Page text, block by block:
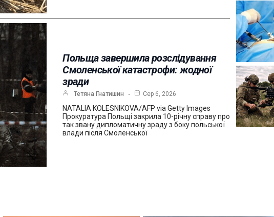
Польща завершила розслідування
Смоленської катастрофи: жодної
зради
Тетяна Гнатишин Сер 6, 2026
NATALIA KOLESNIKOVA/AFP via Getty Images
Прокуратура Польщі закрила 10-річну справу про
так звану дипломатичну зраду з боку польської
влади після Смоленської